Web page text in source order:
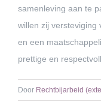
samenleving aan te
willen zij versteviging
en een
prettige en
Door Rechtbijarbeid